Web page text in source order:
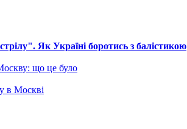
Як Україні боротись з балістикою
що це було
в Москві